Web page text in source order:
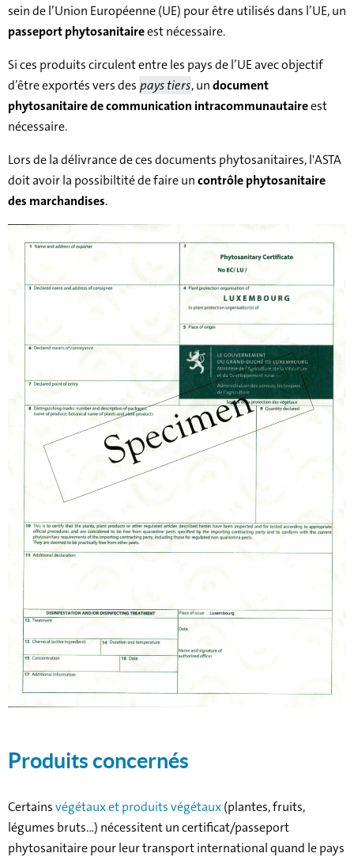
sein de l’Union Européenne (UE) pour être utilisés dans l’UE, un
passeport phytosanitaireest nécessaire.
Si ces produits circulent entre les pays de l’UE avec objectif
d’être exportés vers des pays tiers, undocument
phytosanitaire de communication intracommunautaireest
nécessaire.
Lors de la délivrance de ces documents phytosanitaires, l'ASTA
doit avoir la possibiltité de faire uncontrôle phytosanitaire
des marchandises.
Produits concernés
Certainsvégétaux et produits végétaux(plantes, fruits,
légumes bruts…) nécessitent un certificat/passeport
phytosanitaire pour leur transport international quand le pays